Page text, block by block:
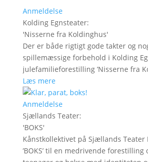
Anmeldelse
Kolding Egnsteater:
'Nisserne fra Koldinghus'
Der er både rigtigt gode takter og
spillemæssige forbehold i Kolding
julefamilieforestilling ’Nisserne fra
Læs mere
Anmeldelse
Sjællands Teater:
'BOKS'
Kånstkollektivet på Sjællands Teater
’BOKS’ til en medrivende